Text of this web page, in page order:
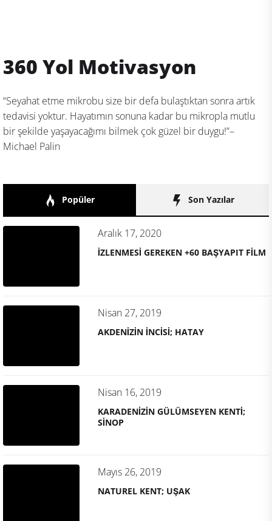
360 Yol Motivasyon
“Seyahat etme mikrobu size bir defa bulaştıktan sonra artık
tedavisi yoktur. Hayatımın sonuna kadar bu mikropla mutlu
bir şekilde yaşayacağımı bilmek çok güzel bir duygu!”–
Michael Palin
Popüler Son Yazılar
Aralık 17, 2020
İZLENMESİ GEREKEN +60 BAŞYAPIT FİLM
Nisan 27, 2019
AKDENİZİN İNCİSİ; HATAY
Nisan 16, 2019
KARADENİZİN GÜLÜMSEYEN KENTİ;
SİNOP
Mayıs 26, 2019
NATUREL KENT; UŞAK